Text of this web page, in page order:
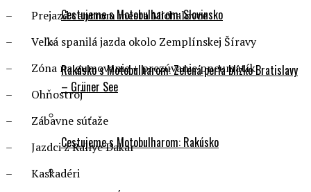
Cestujeme s Motobulharom: Slovinsko
Rakúsko s Motobulharom: Zelená perla blízko Bratislavy
– Grüner See
Cestujeme s Motobulharom: Rakúsko
– Prejazd centrom mesta Michalovce
– Veľká spanilá jazda okolo Zemplínskej Šíravy
– Zóna na gumovanie + prezúvanie pneumatík
– Ohňostroj
– Zábavne súťaže
– Jazdci z Rallye Dakar
– Kaskadéri